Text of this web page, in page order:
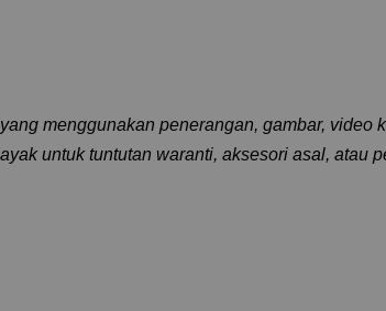
menggunakan penerangan, gambar, video
untuk tuntutan waranti, aksesori asal, atau